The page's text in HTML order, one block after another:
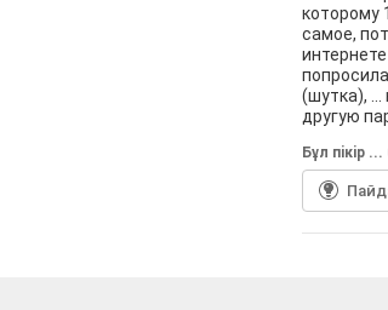
которому
самое,
(шутка),
другую
Бұл пiкiр